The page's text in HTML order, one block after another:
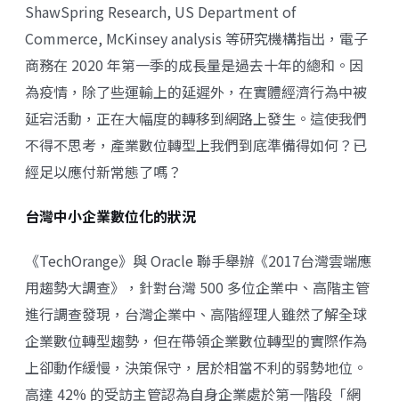
ShawSpring Research, US Department of
Commerce, McKinsey analysis 等研究機構指出，電子
商務在 2020 年第一季的成長量是過去十年的總和。因
為疫情，除了些運輸上的延遲外，在實體經濟行為中被
延宕活動，正在大幅度的轉移到網路上發生。這使我們
不得不思考，產業數位轉型上我們到底準備得如何？已
經足以應付新常態了嗎？
台灣中小企業數位化的狀況
《TechOrange》與 Oracle 聯手舉辦《2017台灣雲端應
用趨勢大調查》，針對台灣 500 多位企業中、高階主管
進行調查發現，台灣企業中、高階經理人雖然了解全球
企業數位轉型趨勢，但在帶領企業數位轉型的實際作為
上卻動作緩慢，決策保守，居於相當不利的弱勢地位。
高達 42% 的受訪主管認為自身企業處於第一階段「網